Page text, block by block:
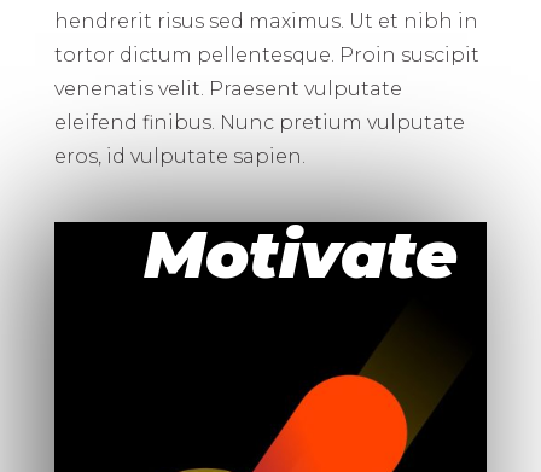
hendrerit risus sed maximus. Ut et nibh in
tortor dictum pellentesque. Proin suscipit
venenatis velit. Praesent vulputate
eleifend finibus. Nunc pretium vulputate
eros, id vulputate sapien.
Motivate